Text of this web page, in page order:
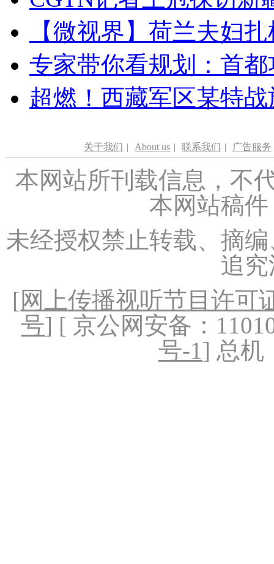
【微视界】荷兰夫妇
专家带你看规划：首
超燃！西藏军区某特
关于我们 | About us | 联系我们 | 广告服务
本网站所刊载信息，不
本网站稿
未经授权禁止转载、摘
追
[网上传播视听节目许可
号] [ 京公网安备：
号-1] 总机